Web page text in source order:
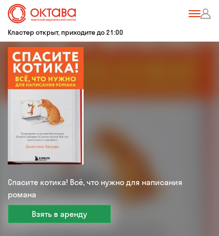
Кластер открыт, приходите до 21:00
Спасите котика! Всё, что нужно для написания
романа
Взять в аренду